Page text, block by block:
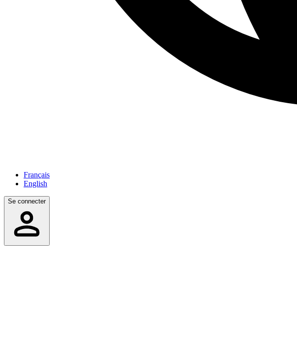
Français
English
Se connecter